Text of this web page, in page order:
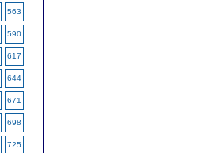
563
590
617
644
671
698
725